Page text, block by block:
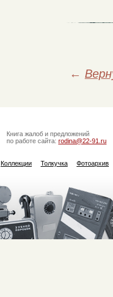
←
Книга жалоб и предложений
по работе сайта: rodina@22-91.ru
Коллекции Толкучка Фотоархив